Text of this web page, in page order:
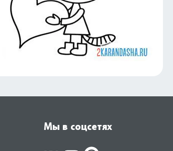
Мы в соцсетях